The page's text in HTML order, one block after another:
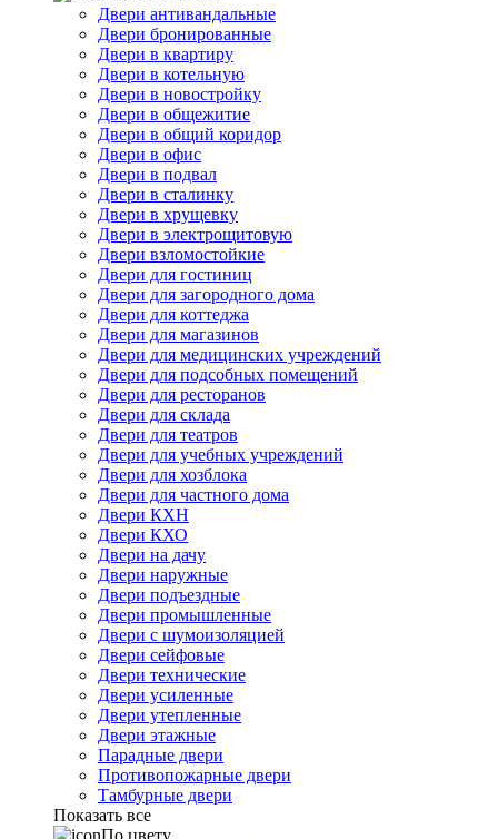
Двери антивандальные
Двери бронированные
Двери в квартиру
Двери в котельную
Двери в новостройку
Двери в общежитие
Двери в общий коридор
Двери в офис
Двери в подвал
Двери в сталинку
Двери в хрущевку
Двери в электрощитовую
Двери взломостойкие
Двери для гостиниц
Двери для загородного дома
Двери для коттеджа
Двери для магазинов
Двери для медицинских учреждений
Двери для подсобных помещений
Двери для ресторанов
Двери для склада
Двери для театров
Двери для учебных учреждений
Двери для хозблока
Двери для частного дома
Двери КХН
Двери КХО
Двери на дачу
Двери наружные
Двери подъездные
Двери промышленные
Двери с шумоизоляцией
Двери сейфовые
Двери технические
Двери усиленные
Двери утепленные
Двери этажные
Парадные двери
Противопожарные двери
Тамбурные двери
Показать все
По цвету